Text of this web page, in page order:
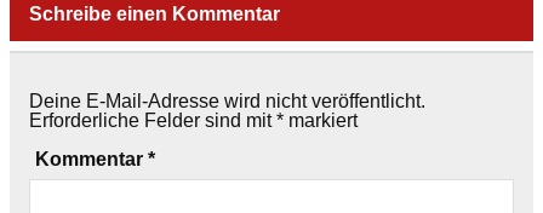
Schreibe einen Kommentar
Deine E-Mail-Adresse wird nicht veröffentlicht.
Erforderliche Felder sind mit* markiert
Kommentar *